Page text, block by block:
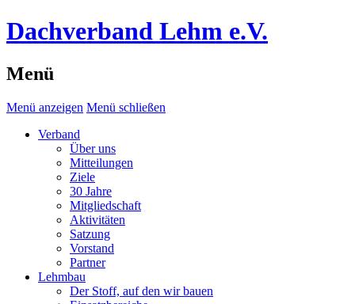
Dachverband Lehm e.V.
Menü
Menü anzeigen Menü schließen
Verband
Über uns
Mitteilungen
Ziele
30 Jahre
Mitgliedschaft
Aktivitäten
Satzung
Vorstand
Partner
Lehmbau
Der Stoff, auf den wir bauen